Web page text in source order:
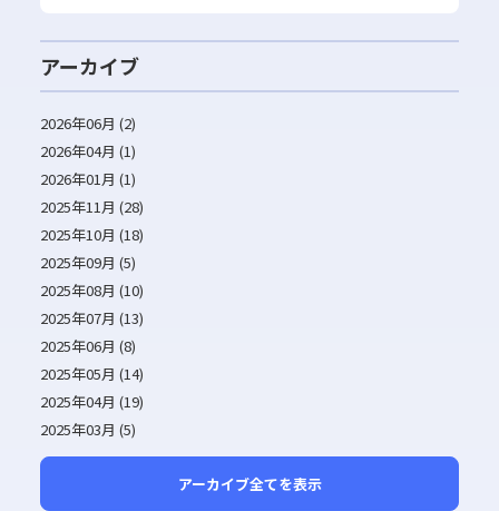
アーカイブ
2026年06月 (2)
2026年04月 (1)
2026年01月 (1)
2025年11月 (28)
2025年10月 (18)
2025年09月 (5)
2025年08月 (10)
2025年07月 (13)
2025年06月 (8)
2025年05月 (14)
2025年04月 (19)
2025年03月 (5)
アーカイブ全てを表示